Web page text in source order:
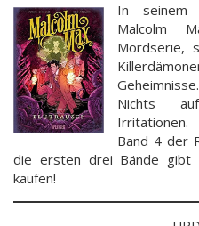
In seinem
Malcolm
Mordserie,
Nichts
Irritationen.
Band 4 der
die ersten drei Bände gibt
kaufen!